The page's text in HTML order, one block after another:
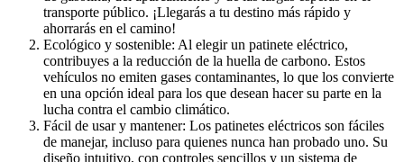
transporte público. ¡Llegarás a tu destino más rápido y
ahorrarás en el camino!
Ecológico y sostenible: Al elegir un patinete eléctrico,
contribuyes a la reducción de la huella de carbono. Estos
vehículos no emiten gases contaminantes, lo que los convierte
en una opción ideal para los que desean hacer su parte en la
lucha contra el cambio climático.
Fácil de usar y mantener: Los patinetes eléctricos son fáciles
de manejar, incluso para quienes nunca han probado uno. Su
diseño intuitivo, con controles sencillos y un sistema de